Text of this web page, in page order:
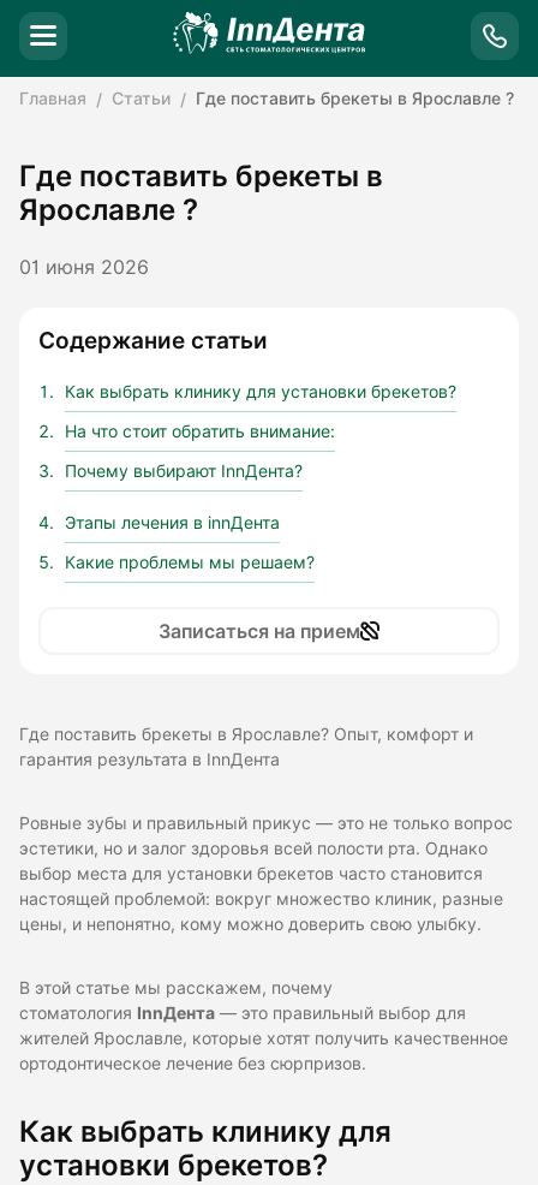
Главная Статьи Где поставить брекеты в Ярославле ?
Где поставить брекеты в
Ярославле ?
01 июня 2026
Содержание статьи
Как выбрать клинику для установки брекетов?
На что стоит обратить внимание:
Почему выбирают InnДента?
Этапы лечения в innДента
Какие проблемы мы решаем?
Записаться на прием
Где поставить брекеты в Ярославле? Опыт, комфорт и
гарантия результата в InnДента
Ровные зубы и правильный прикус — это не только вопрос
эстетики, но и залог здоровья всей полости рта. Однако
выбор места для установки брекетов часто становится
настоящей проблемой: вокруг множество клиник, разные
цены, и непонятно, кому можно доверить свою улыбку.
В этой статье мы расскажем, почему
стоматология InnДента — это правильный выбор для
жителей Ярославле, которые хотят получить качественное
ортодонтическое лечение без сюрпризов.
Как выбрать клинику для
установки брекетов?